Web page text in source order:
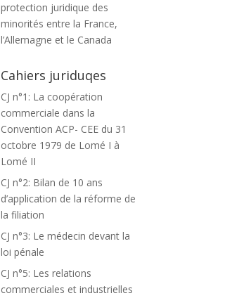
protection juridique des
minorités entre la France,
l’Allemagne et le Canada
Cahiers juriduqes
CJ n°1: La coopération
commerciale dans la
Convention ACP- CEE du 31
octobre 1979 de Lomé I à
Lomé II
CJ n°2: Bilan de 10 ans
d’application de la réforme de
la filiation
CJ n°3: Le médecin devant la
loi pénale
CJ n°5: Les relations
commerciales et industrielles